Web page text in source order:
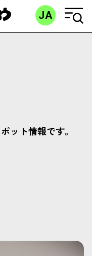
JA
ット情報です。